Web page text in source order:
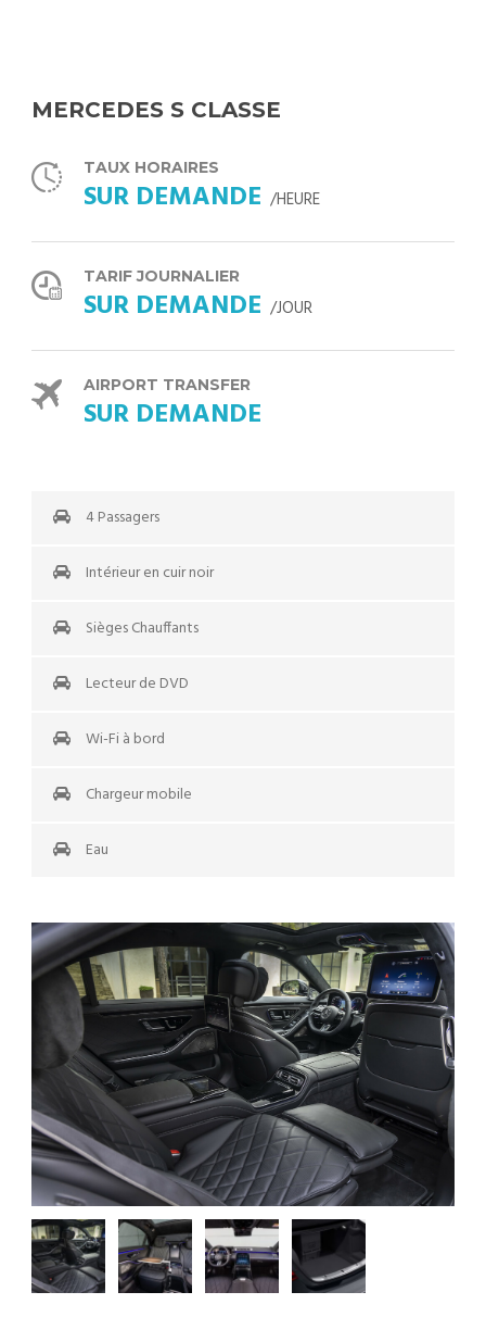
MERCEDES S CLASSE
TAUX HORAIRES
SUR DEMANDE /HEURE
TARIF JOURNALIER
SUR DEMANDE /JOUR
AIRPORT TRANSFER
SUR DEMANDE
4 Passagers
Intérieur en cuir noir
Sièges Chauffants
Lecteur de DVD
Wi-Fi à bord
Chargeur mobile
Eau